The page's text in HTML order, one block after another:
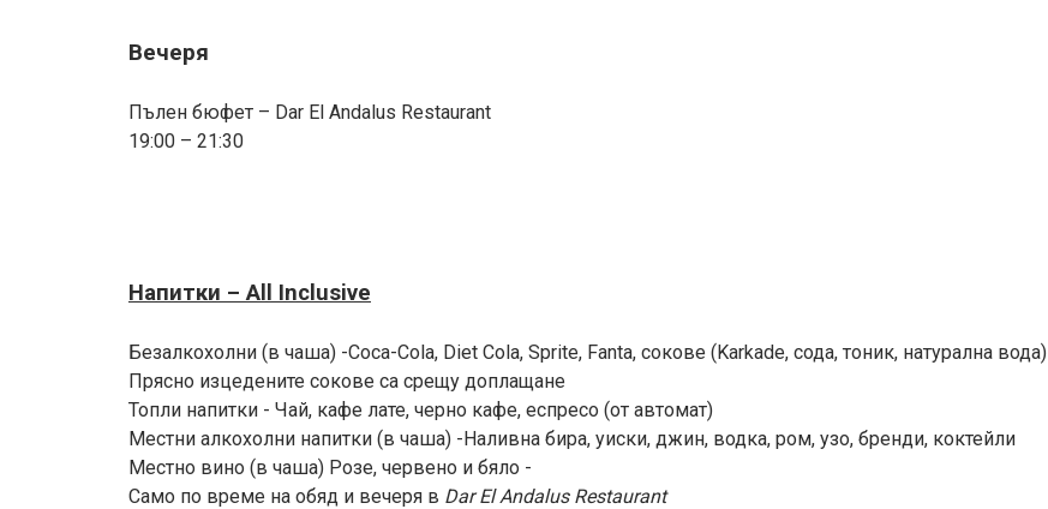
Вечеря
Пълен бюфет – Dar El Andalus Restaurant
19:00 – 21:30
Напитки – All Inclusive
Безалкохолни (в чаша) -Coca-Cola, Diet Cola, Sprite, Fanta, сокове (Karkade, сода, тоник, натурална вода)
Прясно изцедените сокове са срещу доплащане
Топли напитки - Чай, кафе лате, черно кафе, еспресо (от автомат)
Местни алкохолни напитки (в чаша) -Наливна бира, уиски, джин, водка, ром, узо, бренди, коктейли
Местно вино (в чаша) Розе, червено и бяло -
Само по време на обяд и вечеря в Dar El Andalus Restaurant